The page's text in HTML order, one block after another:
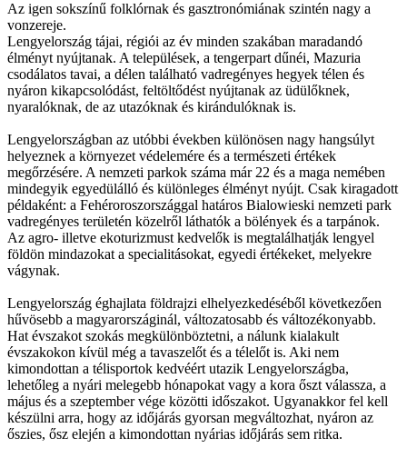
Az igen sokszínű folklórnak és gasztronómiának szintén nagy a
vonzereje.
Lengyelország tájai, régiói az év minden szakában maradandó
élményt nyújtanak. A települések, a tengerpart dűnéi, Mazuria
csodálatos tavai, a délen található vadregényes hegyek télen és
nyáron kikapcsolódást, feltöltődést nyújtanak az üdülőknek,
nyaralóknak, de az utazóknak és kirándulóknak is.
Lengyelországban az utóbbi években különösen nagy hangsúlyt
helyeznek a környezet védelemére és a természeti értékek
megőrzésére. A nemzeti parkok száma már 22 és a maga nemében
mindegyik egyedülálló és különleges élményt nyújt. Csak kiragadott
példaként: a Fehéroroszországgal határos Bialowieski nemzeti park
vadregényes területén közelről láthatók a bölények és a tarpánok.
Az agro- illetve ekoturizmust kedvelők is megtalálhatják lengyel
földön mindazokat a specialitásokat, egyedi értékeket, melyekre
vágynak.
Lengyelország éghajlata földrajzi elhelyezkedéséből következően
hűvösebb a magyarországinál, változatosabb és változékonyabb.
Hat évszakot szokás megkülönböztetni, a nálunk kialakult
évszakokon kívül még a tavaszelőt és a télelőt is. Aki nem
kimondottan a télisportok kedvéért utazik Lengyelországba,
lehetőleg a nyári melegebb hónapokat vagy a kora őszt válassza, a
május és a szeptember vége közötti időszakot. Ugyanakkor fel kell
készülni arra, hogy az időjárás gyorsan megváltozhat, nyáron az
őszies, ősz elején a kimondottan nyárias időjárás sem ritka.